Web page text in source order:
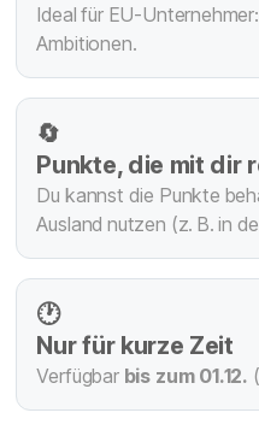
Ideal für EU-
Ambitionen.
🔄
Punkte, die mit dir
Du kannst die Punkte
Ausland nutzen (z. B. in
🕐
Nur für kurze Zeit
Verfügbar bis zum 01.12.